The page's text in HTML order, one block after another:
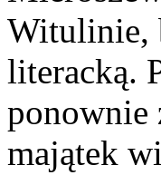
Witulinie,
literacką.
ponownie
majątek